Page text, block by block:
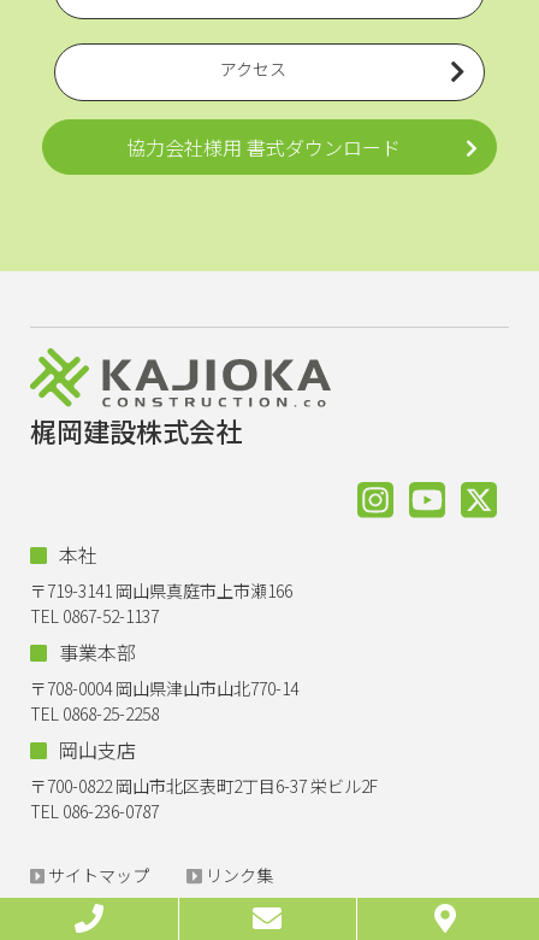
アクセス
協力会社様用 書式ダウンロード
梶岡建設株式会社
本社
〒719-3141 岡山県真庭市上市瀬166
TEL 0867-52-1137
事業本部
〒708-0004 岡山県津山市山北770-14
TEL 0868-25-2258
岡山支店
〒700-0822 岡山市北区表町2丁目6-37 栄ビル2F
TEL 086-236-0787
サイトマップ リンク集